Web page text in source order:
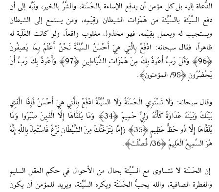
الدُّعاة إليه بل كل مؤمن أن يدفع الإساءة بالحَسَنة، والشَّرَّ بالخير، ونَبَّه إلى أن
دفع السَّيِّئة بالسَّيِّئة من هَمَزات الشيطان وقِيَمِه، ومن يستمع إلى الشيطان
ويستجيب له ويعمل بقِيَمه، فهو مخذول مغلوب واقعاً، ولو كانت الغَلَبة له
ظاهراً، فقال سبحانه: ادْفَعْ بِالَّتِي هِيَ أَحْسَنُ السَّيِّئَةَ نَحْنُ أَعْلَمُ بِمَا يَصِفُونَ
﴿96﴾ وَقُلْ رَبِّ أَعُوذُ بِكَ مِنْ هَمَزَاتِ الشَّيَاطِينِ ﴿97﴾ وَأَعُوذُ بِكَ رَبِّ أَنْ
يَحْضُرُونِ ﴿98/ المؤمنون﴾.
وقال سبحانه: وَلَا تَسْتَوِي الْحَسَنَةُ وَلَا السَّيِّئَةُ ادْفَعْ بِالَّتِي هِيَ أَحْسَنُ فَإِذَا الَّذِي
بَيْنَكَ وَبَيْنَهُ عَدَاوَةٌ كَأَنَّهُ وَلِيٌّ حَمِيمٌ ﴿34﴾ وَمَا يُلَقَّاهَا إِلَّا الَّذِينَ صَبَرُوا وَمَا
يُلَقَّاهَا إِلَّا ذُو حَظٍّ عَظِيمٍ ﴿35﴾ وَإِمَّا يَنْزَغَنَّكَ مِنَ الشَّيْطَانِ نَزْغٌ فَاسْتَعِذْ بِاللَّهِ إِنَّهُ
هُوَ السَّمِيعُ الْعَلِيمُ ﴿36/ فُصِّلَت﴾.
إن الحَسَنة لا تتساوى مع السَّيِّئة بحال من الأحوال في حكم العقل السليم
والفطرة الصافية، والله يحبُّ الحَسَنَة ويكره السَّيِّئة، ويريد للمؤمن أن يكون